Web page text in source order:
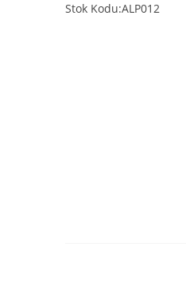
Stok Kodu:ALP012